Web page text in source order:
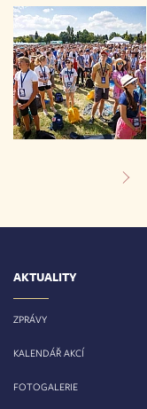
AKTUALITY
ZPRÁVY
KALENDÁŘ AKCÍ
FOTOGALERIE